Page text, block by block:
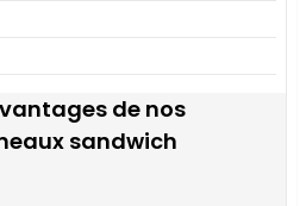
de nos
sandwich